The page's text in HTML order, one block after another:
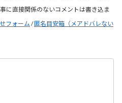
に直接関係のないコメントは書き込ま
フォーム /匿名目安箱（メアドバレない